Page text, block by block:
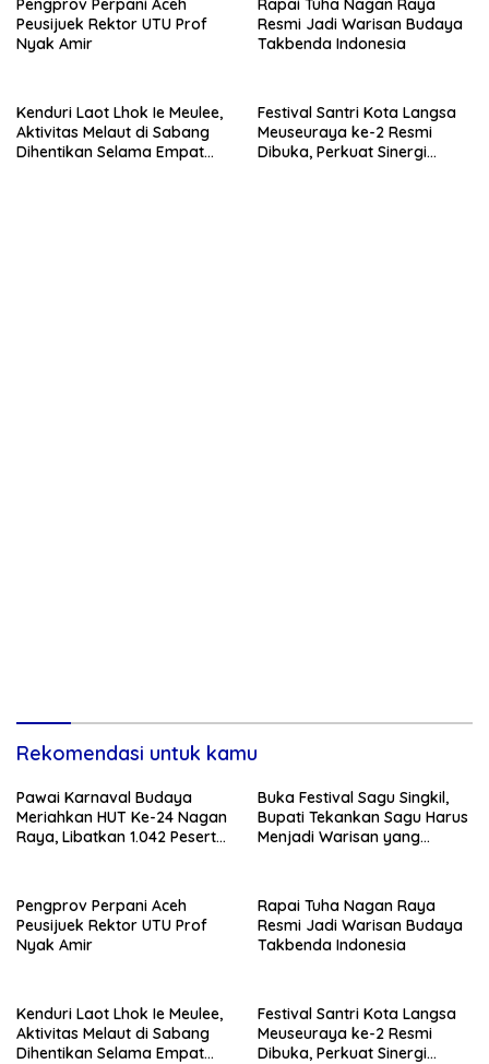
Pengprov Perpani Aceh
Peusijuek Rektor UTU Prof
Nyak Amir
Rapai Tuha Nagan Raya
Resmi Jadi Warisan Budaya
Takbenda Indonesia
Kenduri Laot Lhok Ie Meulee,
Aktivitas Melaut di Sabang
Dihentikan Selama Empat
Festival Santri Kota Langsa
Meuseuraya ke-2 Resmi
Dibuka, Perkuat Sinergi
Rekomendasi untuk kamu
Pawai Karnaval Budaya
Meriahkan HUT Ke-24 Nagan
Raya, Libatkan 1.042 Peserta
Buka Festival Sagu Singkil,
Bupati Tekankan Sagu Harus
Menjadi Warisan yang
Pengprov Perpani Aceh
Peusijuek Rektor UTU Prof
Nyak Amir
Rapai Tuha Nagan Raya
Resmi Jadi Warisan Budaya
Takbenda Indonesia
Kenduri Laot Lhok Ie Meulee,
Aktivitas Melaut di Sabang
Dihentikan Selama Empat
Festival Santri Kota Langsa
Meuseuraya ke-2 Resmi
Dibuka, Perkuat Sinergi